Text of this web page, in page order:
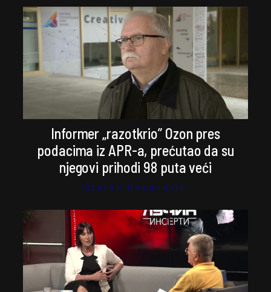
Informer „razotkrio” Ozon pres
podacima iz APR-a, prećutao da su
njegovi prihodi 98 puta veći
Stefan Kosanović